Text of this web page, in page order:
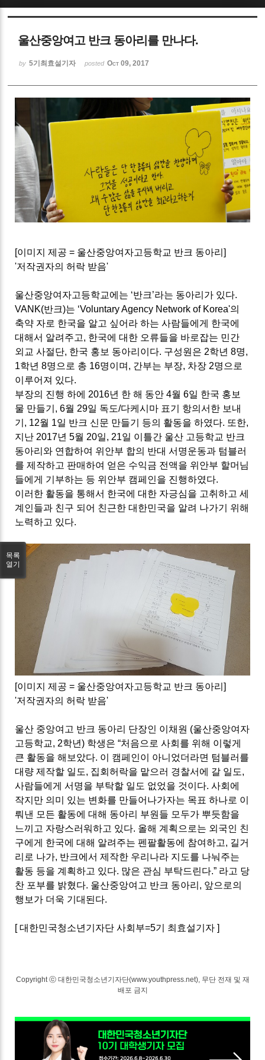
울산중앙여고 반크 동아리를 만나다.
by 5기최효설기자 posted Oct 09, 2017
[이미지 제공 = 울산중앙여자고등학교 반크 동아리]
'저작권자의 허락 받음'
울산중앙여자고등학교에는 ‘반크’라는 동아리가 있다.
VANK(반크)는 ‘Voluntary Agency Network of Korea'의
축약 자로 한국을 알고 싶어라 하는 사람들에게 한국에
대해서 알려주고, 한국에 대한 오류들을 바로잡는 민간
외교 사절단, 한국 홍보 동아리이다. 구성원은 2학년8명,
1학년8명으로 총 16명이며 , 간부는 부장, 차장 2명으로
이루어져 있다.
부장의 진행 하에 2016년 한 해 동안4월6일 한국 홍보
물 만들기 , 6월 29일 독도/다케시마 표기 항의서한 보내
기 , 12월 1일 반크 신문 만들기 등의 활동을 하였다. 또한,
지난 2017년5월 20일, 21일 이틀간 울산 고등학교 반크
동아리와 연합하여 위안부 합의 반대 서명운동과 텀블러
를 제작하고 판매하여 얻은 수익금 전액을 위안부 할머님
들에게 기부하는 등 위안부 캠페인을 진행하였다.
이러한 활동을 통해서 한국에 대한 자긍심을 고취하고 세
계인들과 친구 되어 친근한 대한민국을 알려 나가기 위해
노력하고 있다.
[이미지 제공 = 울산중앙여자고등학교 반크 동아리]
'저작권자의 허락 받음'
울산 중앙여고 반크 동아리 단장인 이채원 (울산중앙여자
고등학교, 2학년) 학생은“처음으로 사회를 위해 이렇게
큰 활동을 해보았다. 이 캠페인이 아니었더라면 텀블러를
대량 제작할 일도, 집회허락을 맡으러 경찰서에 갈 일도,
사람들에게 서명을 부탁할 일도 없었을 것이다.사회에
작지만 의미 있는 변화를 만들어나가자는 목표 하나로 이
뤄낸 모든 활동에 대해 동아리 부원들 모두가 뿌듯함을
느끼고 자랑스러워하고 있다. 올해 계획으로는 외국인 친
구에게 한국에 대해 알려주는 펜팔활동에 참여하고, 길거
리로 나가, 반크에서 제작한 우리나라 지도를 나눠주는
활동 등을 계획하고 있다. 많은 관심 부탁드린다.” 라고 당
찬 포부를 밝혔다. 울산중앙여고 반크 동아리 , 앞으로의
행보가 더욱 기대된다.
[ 대한민국청소년기자단 사회부=5기 최효설기자 ]
Copyright ⓒ 대한민국청소년기자단(www.youthpress.net), 무단 전재 및 재
배포 금지
목록
열기
Sketchbook5, 스케치북5
Sketchbook5, 스케치북5